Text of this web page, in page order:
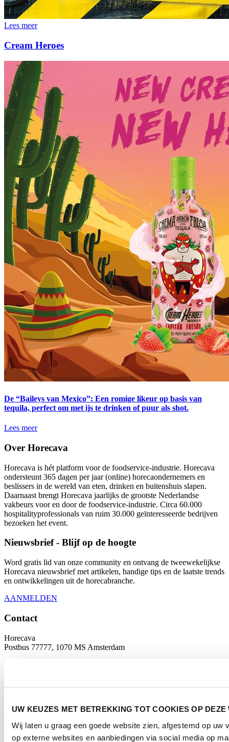
UW KEUZES MET BETREKKING TOT COOKIES OP DEZE
Wij laten u graag een goede website zien, afgestemd op
op externe websites en aanbiedingen via social media op
Lees meer
Cream Heroes
De “Baileys van Mexico”: Een romige likeur op basis van
tequila, perfect om met ijs te drinken of puur als shot.
Lees meer
Over Horecava
Horecava is hét platform voor de foodservice-industrie. Horecava
ondersteunt 365 dagen per jaar (online) horecaondernemers en
beslissers in de wereld van eten, drinken en buitenshuis slapen.
Daarnaast brengt Horecava jaarlijks de grootste Nederlandse
vakbeurs voor en door de foodservice-industrie. Circa 60.000
hospitalityprofessionals van ruim 30.000 geïnteresseerde bedrijven
bezoeken het event.
Nieuwsbrief - Blijf op de hoogte
Word gratis lid van onze community en ontvang de tweewekelijkse
Horecava nieuwsbrief met artikelen, handige tips en de laatste trends
en ontwikkelingen uit de horecabranche.
AANMELDEN
Contact
Horecava
Postbus 77777, 1070 MS Amsterdam
Europaplein 24, 1078 GZ Amsterdam